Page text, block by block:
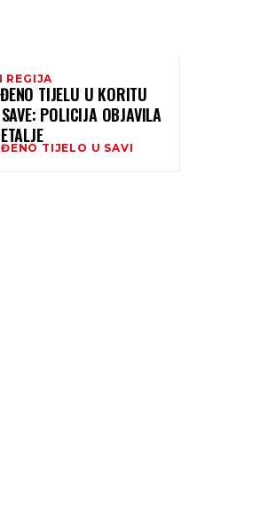
REGIJA
TIJELU U KORITU
POLICIJA OBJAVILA
TIJELO U SAVI